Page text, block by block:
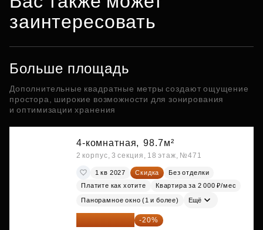
заинтересовать
Больше площадь
Дополнительные квадратные метры создают ощущение
простора, широкие возможности для зонирования
и оптимизации хранения
4-комнатная, 98.7м²
2 корпус, 3 секция, 18 этаж, №471
1 кв 2027 Скидка
Без отделки
Платите как хотите
Квартира за 2 000 ₽/мес
Панорамное окно (1 и более) Ещё
32 168 304 ₽ -20%